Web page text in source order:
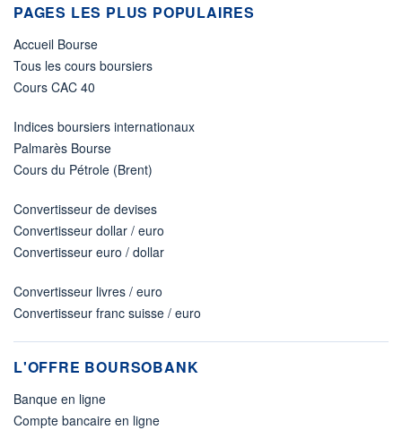
PAGES LES PLUS POPULAIRES
Accueil Bourse
Tous les cours boursiers
Cours CAC 40
Indices boursiers internationaux
Palmarès Bourse
Cours du Pétrole (Brent)
Convertisseur de devises
Convertisseur dollar / euro
Convertisseur euro / dollar
Convertisseur livres / euro
Convertisseur franc suisse / euro
L'OFFRE BOURSOBANK
Banque en ligne
Compte bancaire en ligne